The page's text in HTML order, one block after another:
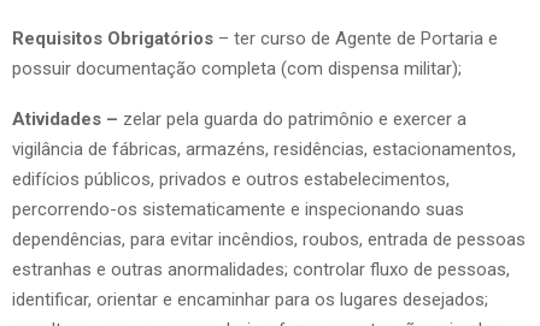
Requisitos Obrigatórios – ter curso de Agente de Portaria e
possuir documentação completa (com dispensa militar);
Atividades – zelar pela guarda do patrimônio e exercer a
vigilância de fábricas, armazéns, residências, estacionamentos,
edifícios públicos, privados e outros estabelecimentos,
percorrendo-os sistematicamente e inspecionando suas
dependências, para evitar incêndios, roubos, entrada de pessoas
estranhas e outras anormalidades; controlar fluxo de pessoas,
identificar, orientar e encaminhar para os lugares desejados;